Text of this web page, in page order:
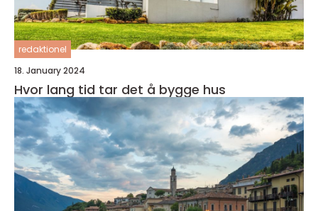
redaktionel
18. January 2024
Hvor lang tid tar det å bygge hus